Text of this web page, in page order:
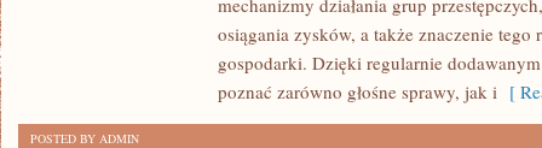
mechanizmy działania grup
osiągania zysków, a także znaczenie tego
gospodarki. Dzięki regularnie
poznać zarówno głośne sprawy, jak i [
POSTED BY ADMIN